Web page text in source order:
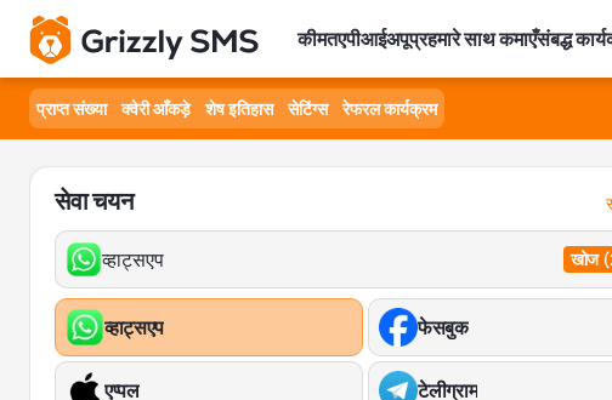
कीमतएपीआईअपूप्रहमारे साथ कमाएँसंबद्ध
प्राप्त संख्या क्वेरी आँकड़े शेष इतिहास सेटिंग्स रेफरल कार्यक्रम
सेवा चयन
व्हाट्सएप खोज
व्हाट्सएप फेसबुक
एप्पल टेलीग्राम